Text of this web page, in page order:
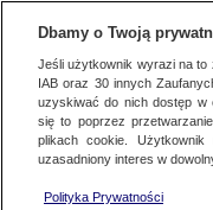
Dbamy o Twoją
Jeśli użytkownik wyrazi na to
IAB oraz 30innych
uzyskiwać do nich dostęp w
się to poprzez
plikach cookie.
uzasadniony interes w
Polityka Prywatności